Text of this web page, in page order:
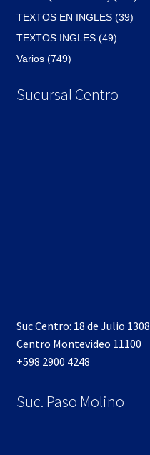
TEXTOS EN INGLES (39)
TEXTOS INGLES (49)
Varios (749)
Sucursal Centro
Suc Centro: 18 de Julio 1308
Centro Montevideo 11100
+598 2900 4248
Suc. Paso Molino